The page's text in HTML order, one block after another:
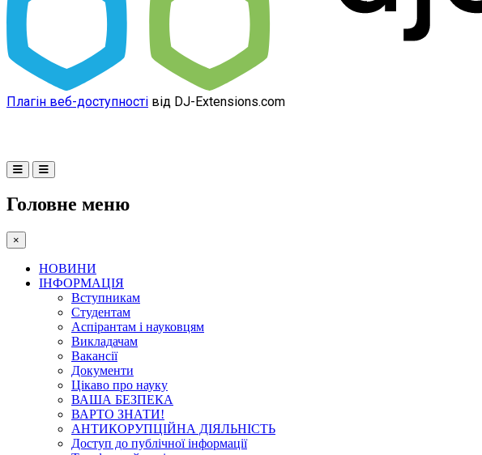
Плагін веб-доступності від DJ-Extensions.com
Головне меню
×
НОВИНИ
ІНФОРМАЦІЯ
Вступникам
Студентам
Аспірантам і науковцям
Викладачам
Вакансії
Документи
Цікаво про науку
ВАША БЕЗПЕКА
ВАРТО ЗНАТИ!
АНТИКОРУПЦІЙНА ДІЯЛЬНІСТЬ
Доступ до публічної інформації